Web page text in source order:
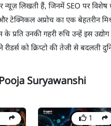
लिखती हैं, जिनमें SEO पर विशेष
टेक्निकल अप्रोच का एक बेहतरीन
के प्रति उनकी गहरी रुचि उन्हें इस
को क्रिप्टो की तेजी से बदलती
Suryawanshi
1